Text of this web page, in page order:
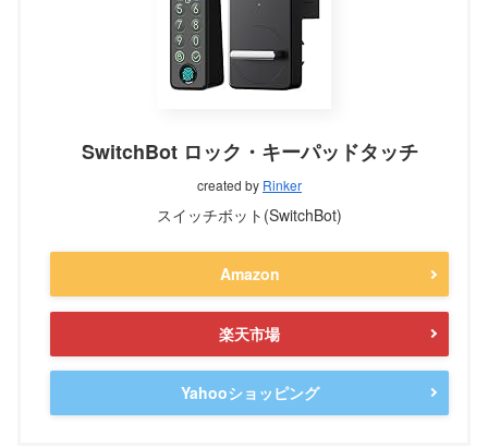
SwitchBot ロック・キーパッドタッチ
created by Rinker
スイッチボット(SwitchBot)
Amazon
楽天市場
Yahooショッピング